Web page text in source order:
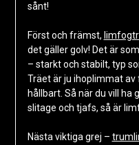
sånt!
Först och främst,
det gäller golv! Det är
– starkt och stabilt, typ
Träet är ju ihoplimmat av
hållbart. Så när du vill ha
slitage och tjafs, så är
Nästa viktiga grej –